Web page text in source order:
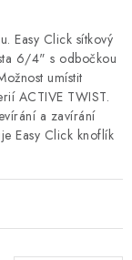
Easy Click sítkový
6/4" s odbočkou
umístit
ACTIVE TWIST.
a zavírání
Easy Click knoflík